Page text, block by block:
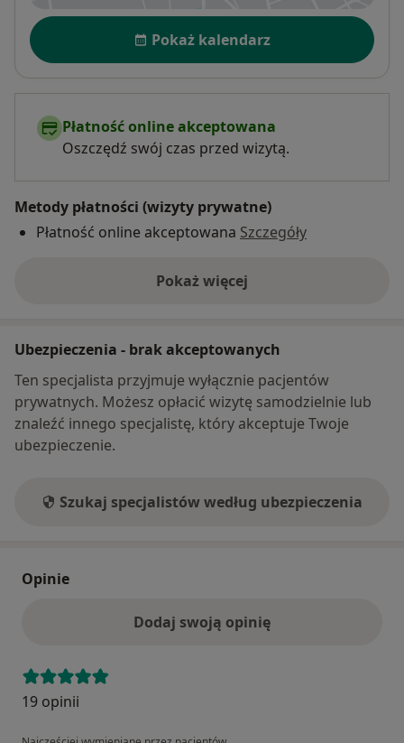
Dostępność
Pokaż kalendarz
Płatność online akceptowana
Oszczędź swój czas przed wizytą.
Metody płatności (wizyty prywatne)
Płatność online akceptowana Szczegóły
Pokaż więcej
o adresie
Ubezpieczenia - brak akceptowanych
Ten specjalista przyjmuje wyłącznie pacjentów
prywatnych. Możesz opłacić wizytę samodzielnie lub
znaleźć innego specjalistę, który akceptuje Twoje
ubezpieczenie.
Szukaj specjalistów według ubezpieczenia
Opinie
Dodaj swoją opinię
19 opinii